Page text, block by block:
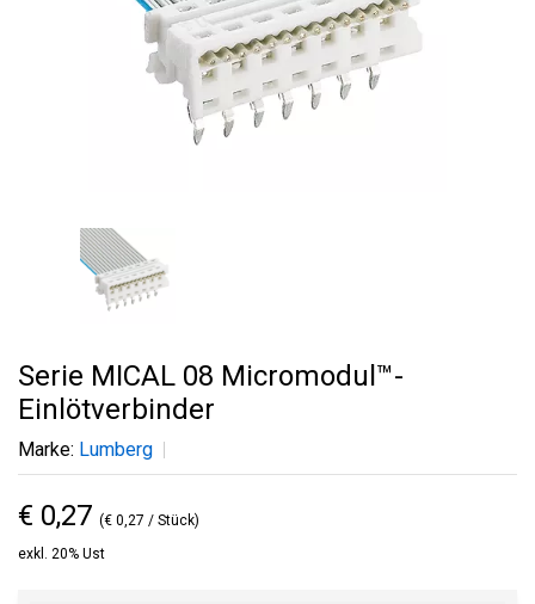
Serie MICAL 08 Micromodul™-
Einlötverbinder
Marke: Lumberg
€ 0,27 (€ 0,27 / Stück)
exkl. 20% Ust